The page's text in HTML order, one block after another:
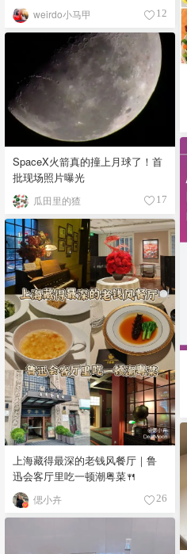
weirdo小马甲 12
SpaceX火箭真的撞上月球了！首
批现场照片曝光
瓜田里的猹 17
上海藏得最深的老钱风餐厅｜鲁
迅会客厅里吃一顿潮粤菜🍴
偲小卉 26